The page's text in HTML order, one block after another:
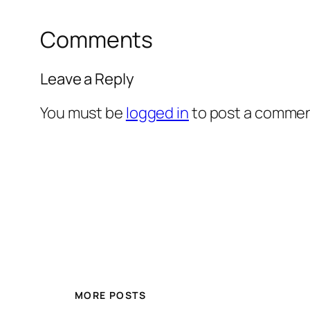
Comments
Leave a Reply
You must be logged into post a
MORE POSTS